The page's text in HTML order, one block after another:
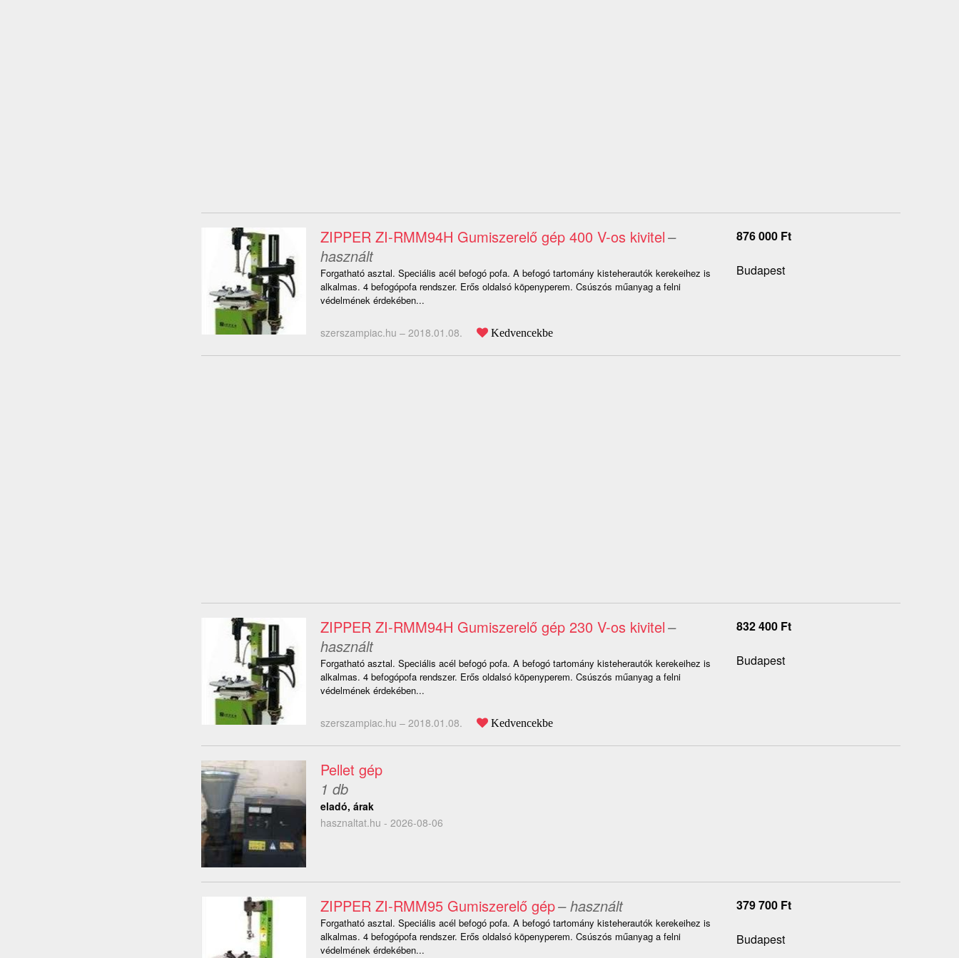
ZIPPER ZI-RMM94H Gumiszerelő gép 400 V-os kivitel–
használt
Forgatható asztal. Speciális acél befogó pofa. A befogó tartomány kisteherautók kerekeihez is
alkalmas. 4 befogópofa rendszer. Erős oldalsó köpenyperem. Csúszós műanyag a felni
védelmének érdekében...
szerszampiac.hu – 2018.01.08. Kedvencekbe
876 000 Ft
Budapest
ZIPPER ZI-RMM94H Gumiszerelő gép 230 V-os kivitel–
használt
Forgatható asztal. Speciális acél befogó pofa. A befogó tartomány kisteherautók kerekeihez is
alkalmas. 4 befogópofa rendszer. Erős oldalsó köpenyperem. Csúszós műanyag a felni
védelmének érdekében...
szerszampiac.hu – 2018.01.08. Kedvencekbe
832 400 Ft
Budapest
Pellet gép
1 db
eladó, árak
hasznaltat.hu - 2026-08-06
ZIPPER ZI-RMM95 Gumiszerelő gép– használt
Forgatható asztal. Speciális acél befogó pofa. A befogó tartomány kisteherautók kerekeihez is
alkalmas. 4 befogópofa rendszer. Erős oldalsó köpenyperem. Csúszós műanyag a felni
védelmének érdekében...
379 700 Ft
Budapest